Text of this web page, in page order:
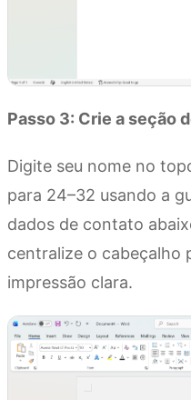
Passo 3: Crie a seção
Digite seu nome no
para 24–32 usando a
dados de contato
centralize o cabeçalho
impressão clara.